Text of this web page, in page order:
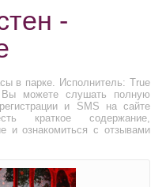
-
в парке. Исполнитель: True
можете слушать полную
и SMS на сайте
краткое содержание,
и ознакомиться с отзывами